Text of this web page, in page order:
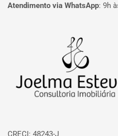
Atendimento via WhatsApp: 9h
CRECI: 48243-J